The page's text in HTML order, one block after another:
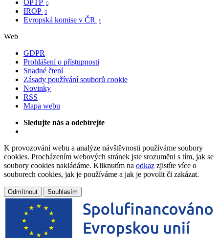
OPTP 
IROP 
Evropská komise v ČR 
Web
GDPR
Prohlášení o přístupnosti
Snadné čtení
Zásady používání souborů cookie
Novinky
RSS
Mapa webu
Sledujte nás a odebírejte
K provozování webu a analýze návštěvnosti používáme soubory
cookies. Procházením webových stránek jste srozuměni s tím, jak se
soubory cookies nakládáme. Kliknutím na odkaz zjistíte více o
souborech cookies, jak je používáme a jak je povolit či zakázat.
Odmítnout Souhlasím